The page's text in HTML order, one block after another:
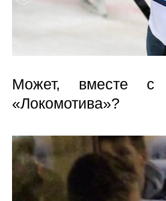
Может, вместе с
«Локомотива»?